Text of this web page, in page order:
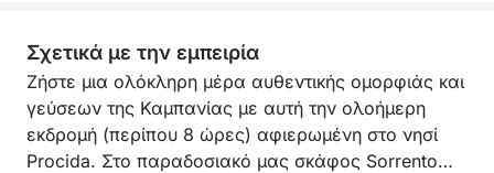
Σχετικά με την εμπειρία
Ζήστε μια ολόκληρη μέρα αυθεντικής ομορφιάς και
γεύσεων της Καμπανίας με αυτή την ολοήμερη
εκδρομή (περίπου 8 ώρες) αφιερωμένη στο νησί
Procida. Στο παραδοσιακό μας σκάφος Sorrento